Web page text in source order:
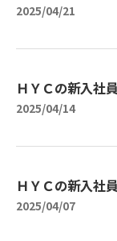
2025/04/21
ＨＹＣの新入社
2025/04/14
ＨＹＣの新入社
2025/04/07